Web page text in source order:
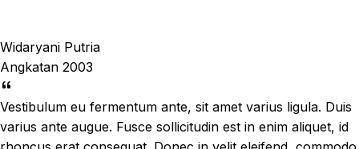
Widaryani Putria
Angkatan 2003
Vestibulum eu fermentum ante, sit amet varius ligula. Duis
varius ante augue. Fusce sollicitudin est in enim aliquet, id